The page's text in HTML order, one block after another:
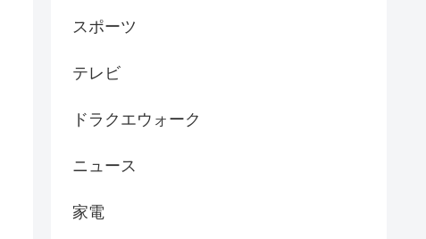
スポーツ
テレビ
ドラクエウォーク
ニュース
家電